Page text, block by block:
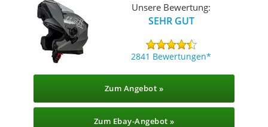
Unsere Bewertung:
SEHR GUT
2841 Bewertungen
Zum Angebot »
Zum Ebay-Angebot »